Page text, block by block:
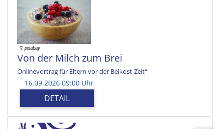
Von der Milch zum Brei
Onlinevortrag für Eltern vor der Beikost-Zeit“
16.09.2026 09:00 Uhr
DETAIL